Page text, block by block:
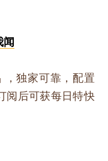
闻
独家可靠，配置
阅后可获每日特快